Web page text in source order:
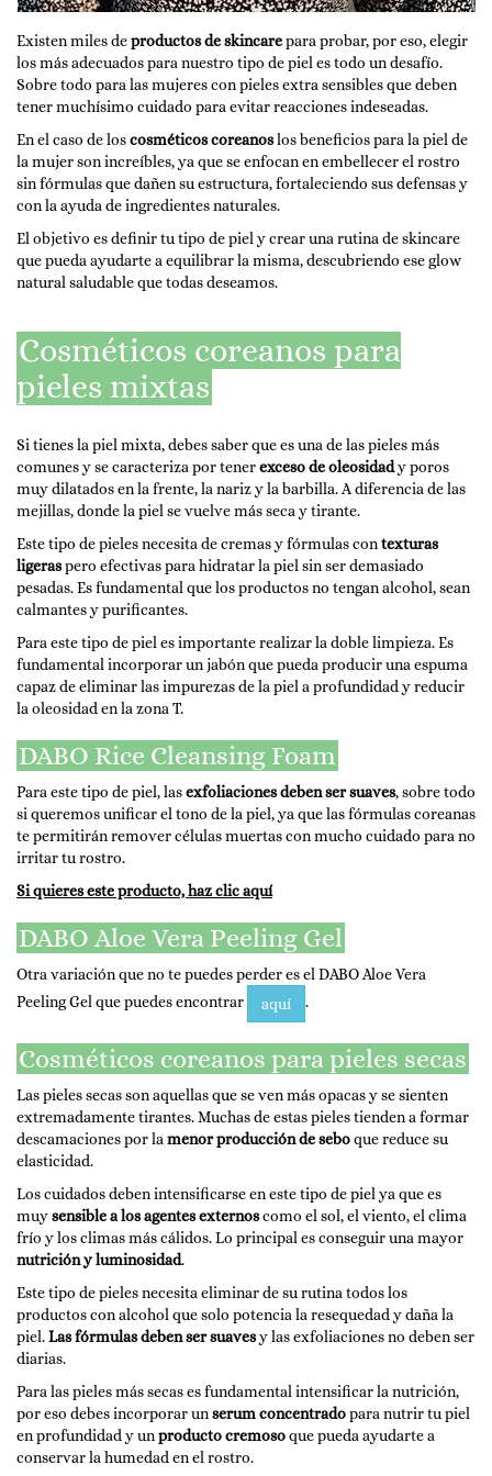
Existen miles deproductos de skincarepara probar, por eso, elegir
los más adecuados para nuestro tipo de piel es todo un desafío.
Sobre todo para las mujeres con pieles extra sensibles que deben
tener muchísimo cuidado para evitar reacciones indeseadas.
En el caso de loscosméticos coreanoslos beneficios para la piel de
la mujer son increíbles, ya que se enfocan en embellecer el rostro
sin fórmulas que dañen su estructura, fortaleciendo sus defensas y
con la ayuda de ingredientes naturales.
El objetivo es definir tu tipo de piel y crear una rutina de skincare
que pueda ayudarte a equilibrar la misma, descubriendo ese glow
natural saludable que todas deseamos.
Cosméticos coreanos para
pieles mixtas
Si tienes la piel mixta, debes saber que es una de las pieles más
comunes y se caracteriza por tenerexceso de oleosidady poros
muy dilatados en la frente, la nariz y la barbilla. A diferencia de las
mejillas, donde la piel se vuelve más seca y tirante.
Este tipo de pieles necesita de cremas y fórmulas contexturas
ligeraspero efectivas para hidratar la piel sin ser demasiado
pesadas. Es fundamental que los productos no tengan alcohol, sean
calmantes y purificantes.
Para este tipo de piel es importante realizar la doble limpieza. Es
fundamental incorporar un jabón que pueda producir una espuma
capaz de eliminar las impurezas de la piel a profundidad y reducir
la oleosidad en la zona T.
DABO Rice Cleansing Foam
Para este tipo de piel, lasexfoliaciones deben ser suaves, sobre todo
si queremos unificar el tono de la piel, ya que las fórmulas coreanas
te permitirán remover células muertas con mucho cuidado para no
irritar tu rostro.
Si quieres este producto, haz clic aquí
DABO Aloe Vera Peeling Gel
Otra variación que no te puedes perder es el DABO Aloe Vera
Peeling Gel que puedes encontrar
aquí .
Cosméticos coreanos para pieles secas
Las pieles secas son aquellas que se ven más opacas y se sienten
extremadamente tirantes. Muchas de estas pieles tienden a formar
descamaciones por la menor producción de seboque reduce su
elasticidad.
Los cuidados deben intensificarse en este tipo de piel ya que es
muysensible a los agentes externoscomo el sol, el viento, el clima
frío y los climas más cálidos. Lo principal es conseguir una mayor
nutrición y luminosidad.
Este tipo de pieles necesita eliminar de su rutina todos los
productos con alcohol que solo potencia la resequedad y daña la
piel.Las fórmulas deben ser suavesy las exfoliaciones no deben ser
diarias.
Para las pieles más secas es fundamental intensificar la nutrición,
por eso debes incorporar unserum concentradopara nutrir tu piel
en profundidad y unproducto cremosoque pueda ayudarte a
conservar la humedad en el rostro.